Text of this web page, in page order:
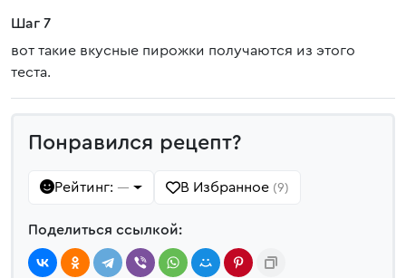
Шаг 7
вот такие вкусные пирожки получаются из этого
теста.
Понравился рецепт?
Рейтинг: — В Избранное (9)
Поделиться ссылкой: